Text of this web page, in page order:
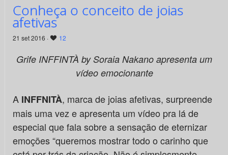
Conheça o conceito de joias
afetivas
21 set 2016 · 12
Grife INFFINTÀ by Soraia Nakano apresenta um
vídeo emocionante
A INFFNITÀ, marca de joias afetivas, surpreende
mais uma vez e apresenta um vídeo pra lá de
especial que fala sobre a sensação de eternizar
emoções “queremos mostrar todo o carinho que